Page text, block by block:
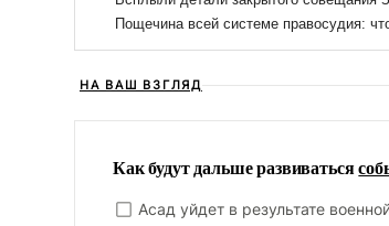
НА ВАШ ВЗГЛЯД
Как будут дальше развиваться
Асад уйдет в результате